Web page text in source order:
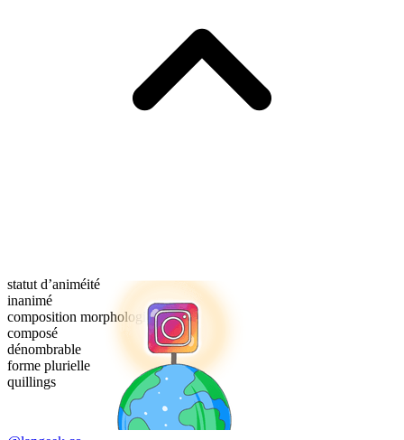
statut d’animéité
inanimé
composition morphologique
composé
dénombrable
forme plurielle
quillings